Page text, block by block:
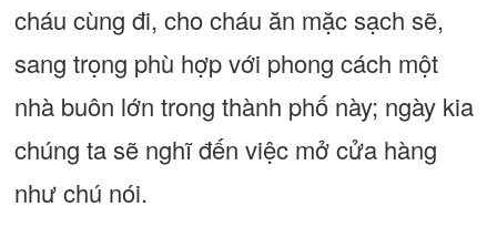
cháu cùng đi, cho cháu ăn mặc sạch sẽ,
sang trọng phù hợp với phong cách một
nhà buôn lớn trong thành phố này; ngày kia
chúng ta sẽ nghĩ đến việc mở cửa hàng
như chú nói.